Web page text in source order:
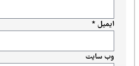
ایمیل*
وب‌ سایت